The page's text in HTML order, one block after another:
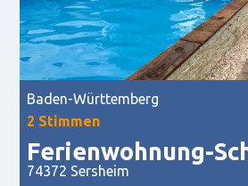
Baden-Württemberg
2 Stimmen
Ferienwohnung-
74372 Sersheim